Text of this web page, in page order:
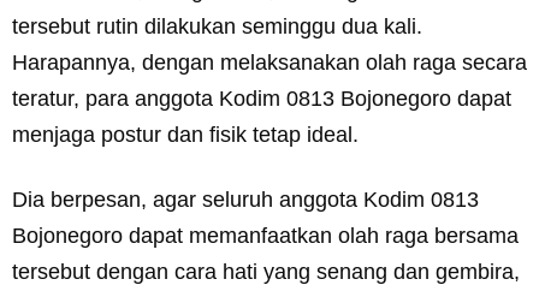
tersebut rutin dilakukan seminggu dua kali.
Harapannya, dengan melaksanakan olah raga secara
teratur, para anggota Kodim 0813 Bojonegoro dapat
menjaga postur dan fisik tetap ideal.
Dia berpesan, agar seluruh anggota Kodim 0813
Bojonegoro dapat memanfaatkan olah raga bersama
tersebut dengan cara hati yang senang dan gembira,